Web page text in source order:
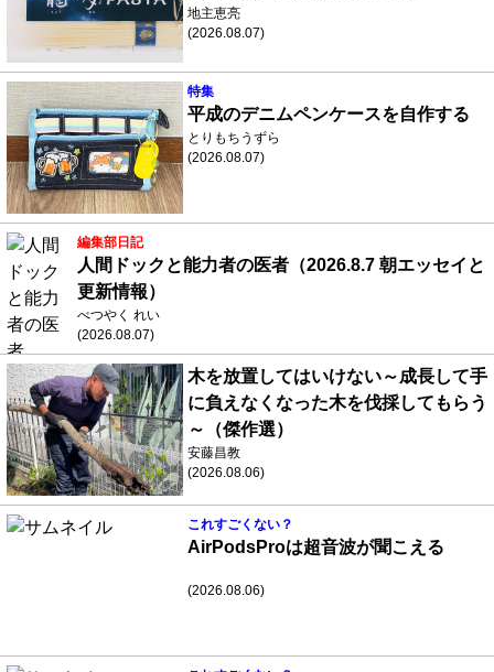
地主恵亮
(2026.08.07)
特集
平成のデニムペンケースを自作する
とりもちうずら
(2026.08.07)
編集部日記
人間ドックと能力者の医者（2026.8.7 朝エッセイと
更新情報）
べつやく れい
(2026.08.07)
木を放置してはいけない～成長して手
に負えなくなった木を伐採してもらう
～（傑作選）
安藤昌教
(2026.08.06)
これすごくない？
AirPodsProは超音波が聞こえる
(2026.08.06)